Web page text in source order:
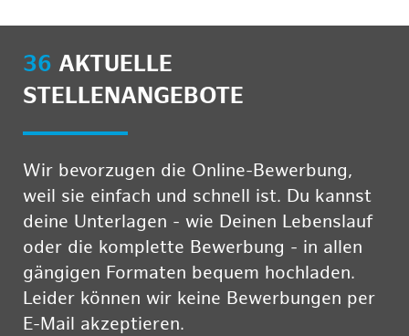
36 AKTUELLE
STELLENANGEBOTE
Wir bevorzugen die Online-Bewerbung,
weil sie einfach und schnell ist. Du kannst
deine Unterlagen - wie Deinen Lebenslauf
oder die komplette Bewerbung - in allen
gängigen Formaten bequem hochladen.
Leider können wir keine Bewerbungen per
E-Mail akzeptieren.